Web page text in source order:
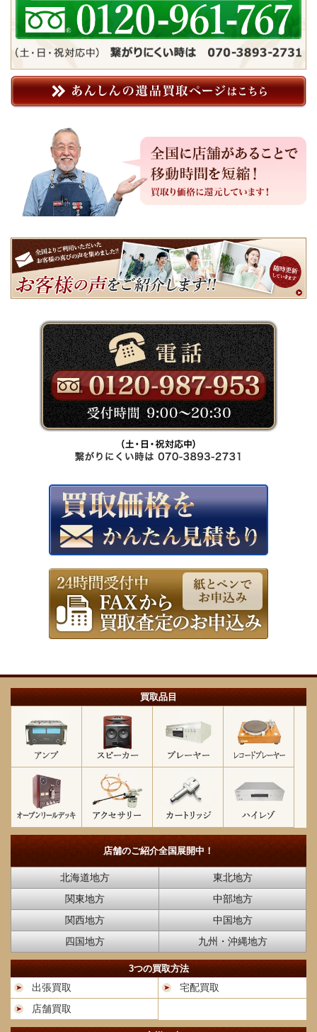
買取品目
店舗のご紹介全国展開中！
北海道地方
東北地方
関東地方
中部地方
関西地方
中国地方
四国地方
九州・沖縄地方
3つの買取方法
出張買取
宅配買取
店舗買取